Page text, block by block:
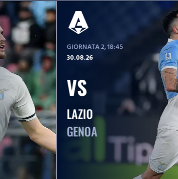
GIORNATA 2, 18:45
30.08.26
VS
LAZIO
GENOA